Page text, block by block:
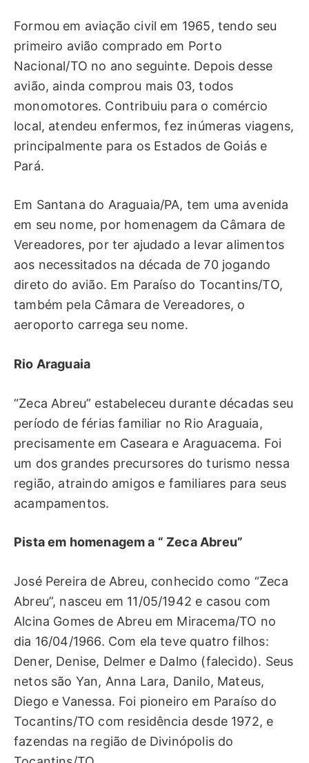
Formou em aviação civil em 1965, tendo seu
primeiro avião comprado em Porto
Nacional/TO no ano seguinte. Depois desse
avião, ainda comprou mais 03, todos
monomotores. Contribuiu para o comércio
local, atendeu enfermos, fez inúmeras viagens,
principalmente para os Estados de Goiás e
Pará.
Em Santana do Araguaia/PA, tem uma avenida
em seu nome, por homenagem da Câmara de
Vereadores, por ter ajudado a levar alimentos
aos necessitados na década de 70 jogando
direto do avião. Em Paraíso do Tocantins/TO,
também pela Câmara de Vereadores, o
aeroporto carrega seu nome.
Rio Araguaia
“Zeca Abreu” estabeleceu durante décadas seu
período de férias familiar no Rio Araguaia,
precisamente em Caseara e Araguacema. Foi
um dos grandes precursores do turismo nessa
região, atraindo amigos e familiares para seus
acampamentos.
Pista em homenagem a “ Zeca Abreu”
José Pereira de Abreu, conhecido como “Zeca
Abreu”, nasceu em 11/05/1942 e casou com
Alcina Gomes de Abreu em Miracema/TO no
dia 16/04/1966. Com ela teve quatro filhos:
Dener, Denise, Delmer e Dalmo (falecido). Seus
netos são Yan, Anna Lara, Danilo, Mateus,
Diego e Vanessa. Foi pioneiro em Paraíso do
Tocantins/TO com residência desde 1972, e
fazendas na região de Divinópolis do